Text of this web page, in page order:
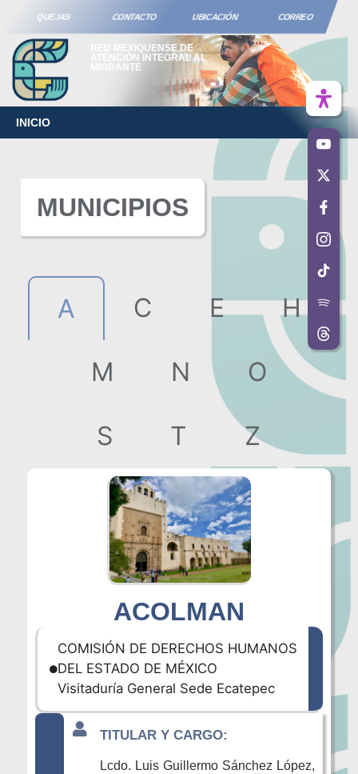
QUEJAS CONTACTO UBICACIÓN CORREO
RED MEXIQUENSE DE
ATENCIÓN INTEGRAL AL
MIGRANTE
INICIO
MUNICIPIOS
A C E H
M N O
S T Z
ACOLMAN
COMISIÓN DE DERECHOS HUMANOS
DEL ESTADO DE MÉXICO
Visitaduría General Sede Ecatepec
TITULAR Y CARGO:
Lcdo. Luis Guillermo Sánchez López,